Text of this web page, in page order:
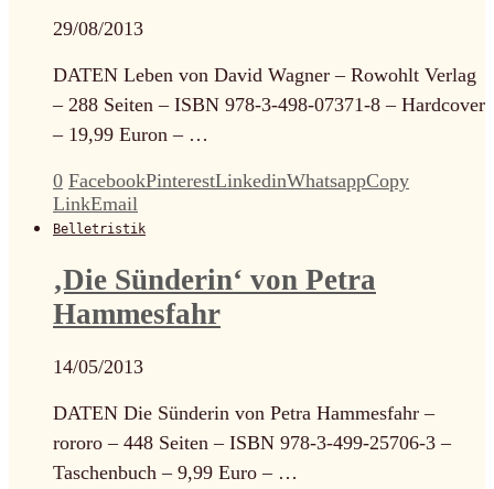
29/08/2013
DATEN Leben von David Wagner – Rowohlt Verlag
– 288 Seiten – ISBN 978-3-498-07371-8 – Hardcover
– 19,99 Euron – …
0 FacebookPinterestLinkedinWhatsappCopy
LinkEmail
Belletristik
‚Die Sünderin‘ von Petra
Hammesfahr
14/05/2013
DATEN Die Sünderin von Petra Hammesfahr –
rororo – 448 Seiten – ISBN 978-3-499-25706-3 –
Taschenbuch – 9,99 Euro – …